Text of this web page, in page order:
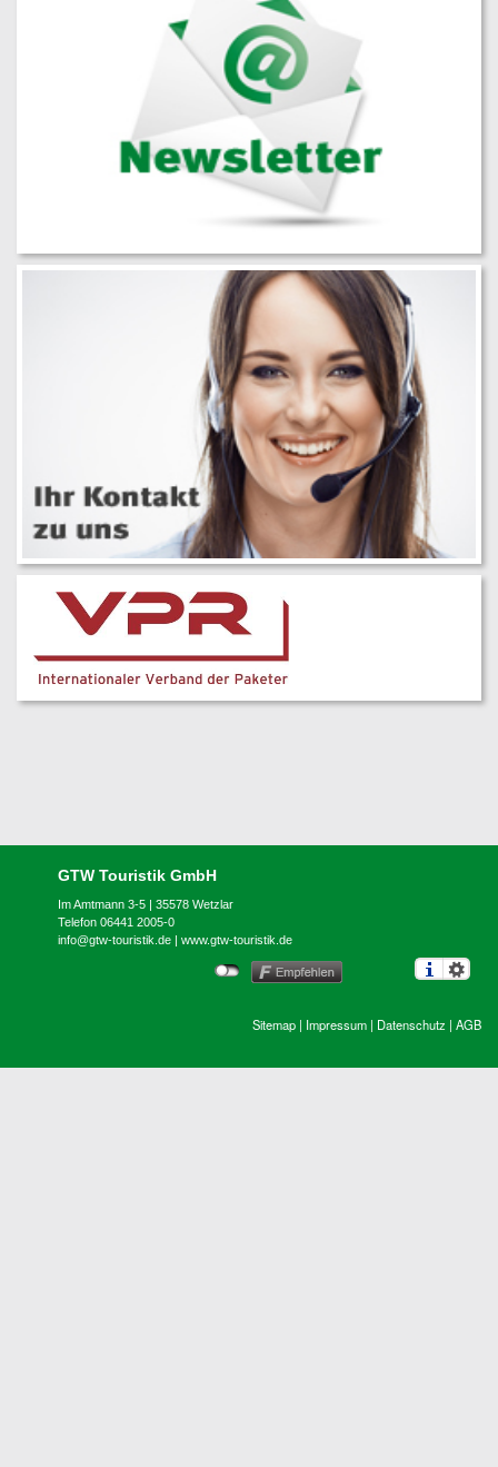
GTW Touristik GmbH
Im Amtmann 3-5 | 35578 Wetzlar
Telefon 06441 2005-0
info@gtw-touristik.de |www.gtw-touristik.de
Sitemap | Impressum | Datenschutz | AGB